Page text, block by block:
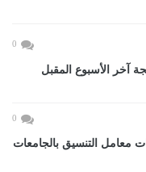
0
آخر الأسبوع المقبل
0
الأولى 2026.. خدمات معامل التنسيق بالجامعات